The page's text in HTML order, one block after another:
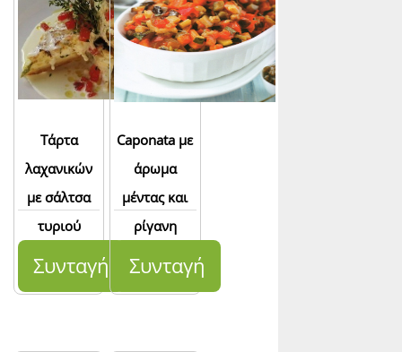
Τάρτα
λαχανικών
με σάλτσα
τυριού
Συνταγή
Caponata με
άρωμα
μέντας και
ρίγανη
Συνταγή